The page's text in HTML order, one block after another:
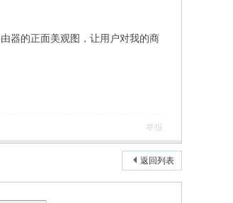
器的正面美观图，让用户对我的商
举报
返回列表